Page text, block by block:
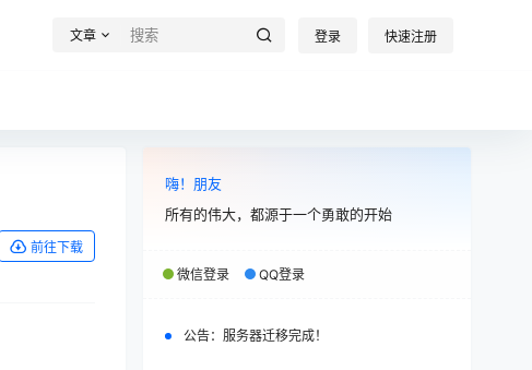
文章 登录 快速注册
前往下载
嗨！朋友
所有的伟大，都源于一个勇敢的开始
微信登录 QQ登录
公告： 服务器迁移完成！